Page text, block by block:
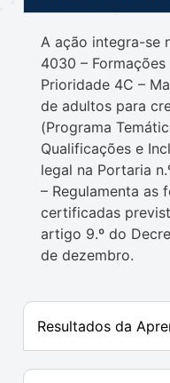
A ação integra-se
4030 –
Prioridade 4C –
de adultos para
(Programa
Qualificações e
legal na Portaria
– Regulamenta as
certificadas
artigo 9.º do
de dezembro.
Resultados da